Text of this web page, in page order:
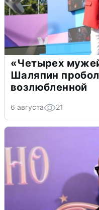
«Четырех
Шаляпин
возлюбленной
6 августа 21